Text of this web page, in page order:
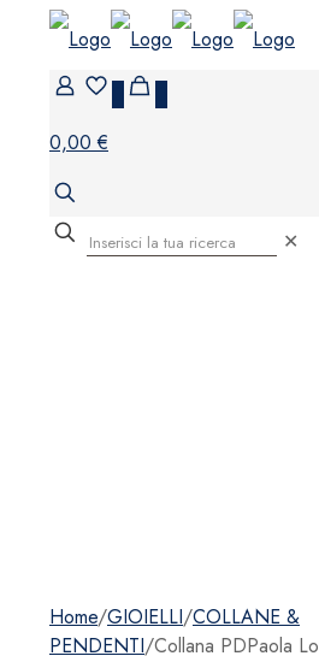
0,00 €
✕
Home/GIOIELLI/COLLANE &
PENDENTI/Collana PDPaola